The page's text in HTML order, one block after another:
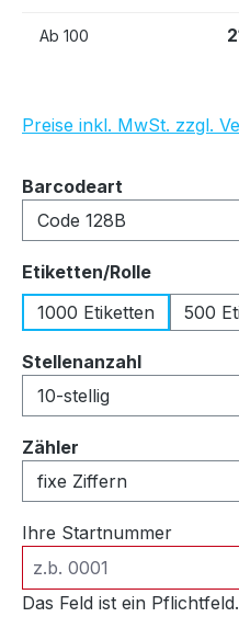
Ab 100
Preise inkl. MwSt. zzgl.
Barcodeart
Etiketten/Rolleauswählen
1000 Etiketten
500
Stellenanzahlauswählen
Zähler
Ihre Startnummer
Das Feld ist ein Pflichtfeld.